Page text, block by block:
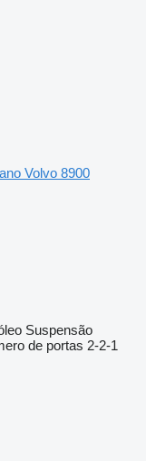
Volvo 8900
Suspensão
de portas 2-2-1